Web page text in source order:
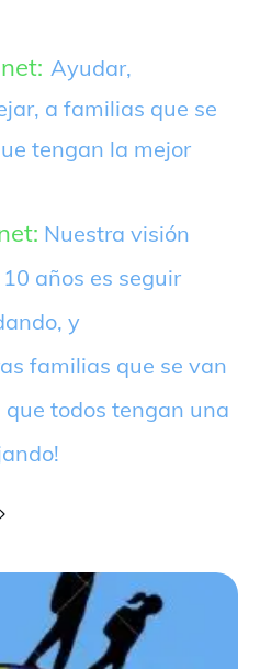
Ayudar,
a familias que se
tengan la mejor
Nuestra visión
años es seguir
y
familias que se van
que todos tengan una